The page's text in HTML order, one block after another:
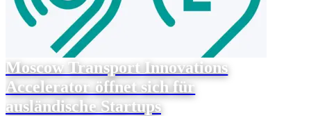
Moscow Transport Innovations
Accelerator öffnet sich für
ausländische Startups